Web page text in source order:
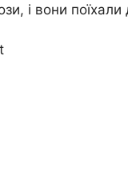
і вони поїхали